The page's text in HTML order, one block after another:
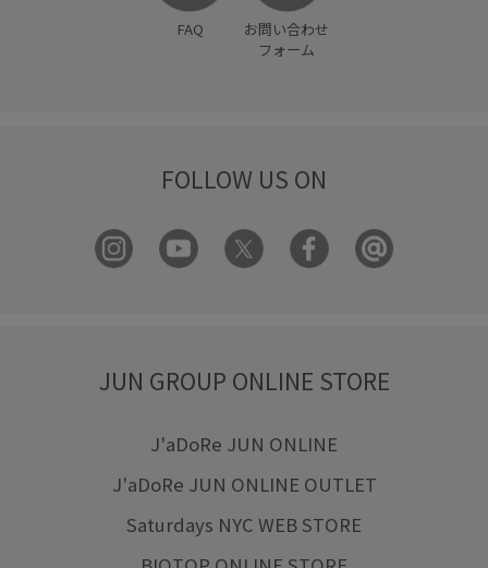
FAQ
お問い合わせ
フォーム
FOLLOW US ON
JUN GROUP ONLINE STORE
J'aDoRe JUN ONLINE
J'aDoRe JUN ONLINE OUTLET
Saturdays NYC WEB STORE